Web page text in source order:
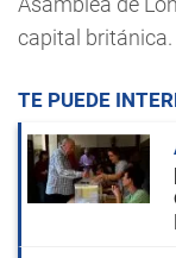
capital británica.
TE PUEDE